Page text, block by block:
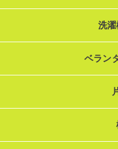
洗
ベラン